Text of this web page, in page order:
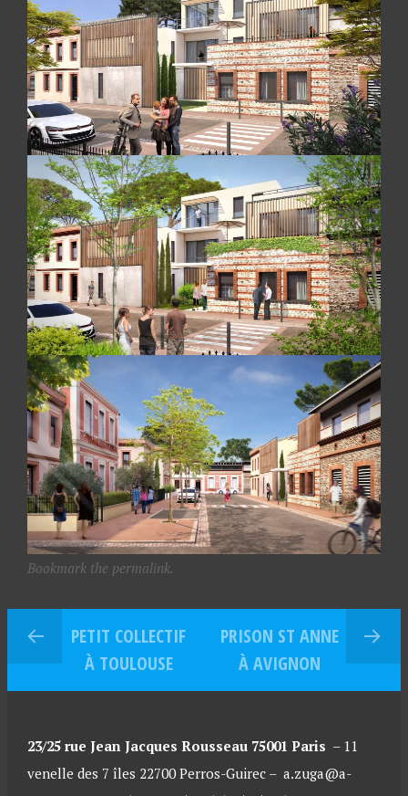
Bookmark the permalink.
PETIT COLLECTIF
À TOULOUSE
PRISON ST ANNE
À AVIGNON
23/25 rue Jean Jacques Rousseau 75001 Paris – 11
venelle des 7 îles 22700 Perros-Guirec – a.zuga@a-